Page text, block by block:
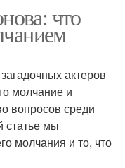
что
актеров
молчание и
вопросов среди
статье мы
молчания и то, что